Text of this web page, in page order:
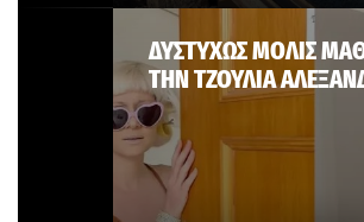
ΔΥΣΤΥΧΩΣ ΜΟΛΙΣ
ΤΗΝ ΤΖΟΥΛΙΑ